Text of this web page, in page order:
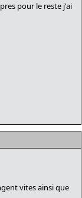
pour le reste j'ai
vites ainsi que